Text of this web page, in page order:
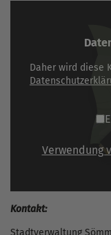
Daher wird diese
Verwendung
Kontakt: